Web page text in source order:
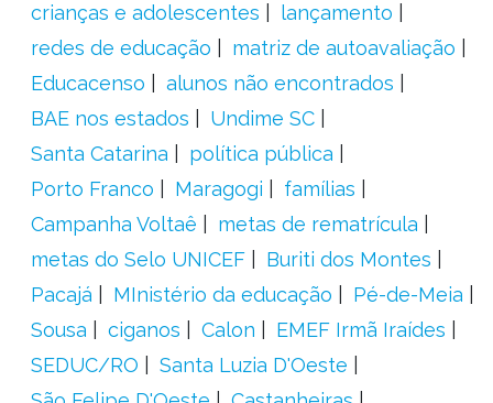
crianças e adolescentes
lançamento
redes de educação
matriz de autoavaliação
Educacenso
alunos não encontrados
BAE nos estados
Undime SC
Santa Catarina
política pública
Porto Franco
Maragogi
famílias
Campanha Voltaê
metas de rematrícula
metas do Selo UNICEF
Buriti dos Montes
Pacajá
MInistério da educação
Pé-de-Meia
Sousa
ciganos Calon
EMEF Irmã Iraídes
SEDUC/RO
Santa Luzia D'Oeste